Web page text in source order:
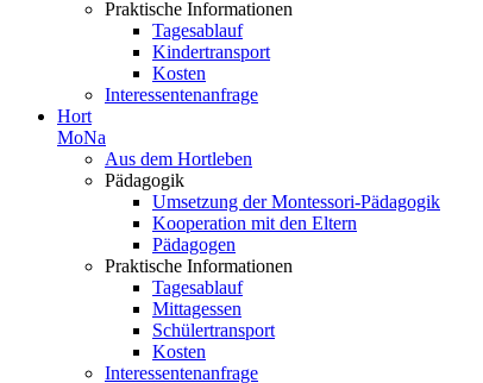
Praktische Informationen
Tagesablauf
Kindertransport
Kosten
Interessentenanfrage
Hort
MoNa
Aus dem Hortleben
Pädagogik
Umsetzung der Montessori-Pädagogik
Kooperation mit den Eltern
Pädagogen
Praktische Informationen
Tagesablauf
Mittagessen
Schülertransport
Kosten
Interessentenanfrage